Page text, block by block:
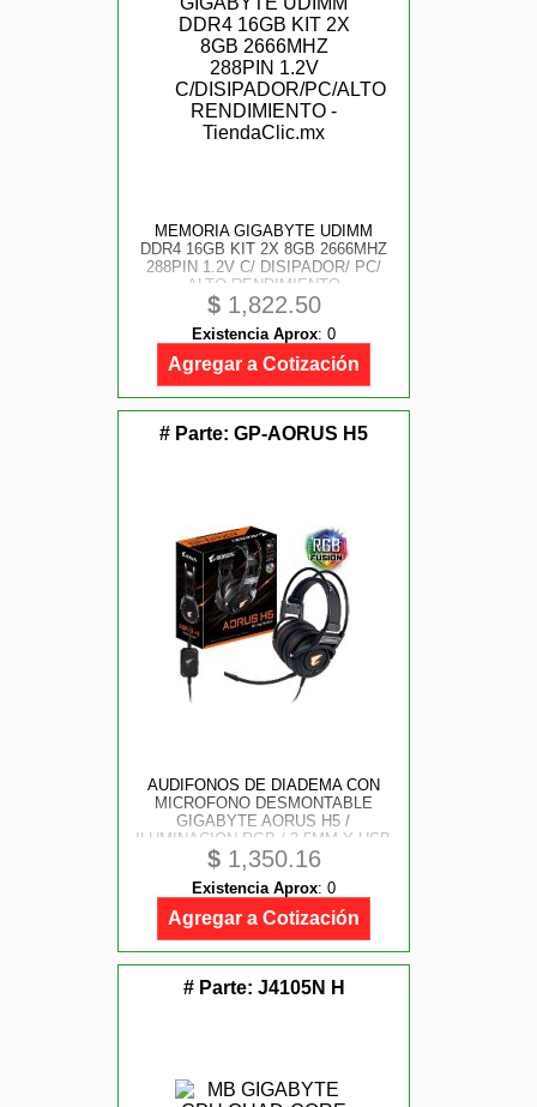
MEMORIA GIGABYTE UDIMM
DDR4 16GB KIT 2X 8GB 2666MHZ
288PIN 1.2V C/ DISIPADOR/ PC/
ALTO RENDIMIENTO
$1,822.50
Existencia Aprox: 0
Agregar a Cotización
# Parte: GP-AORUS H5
AUDIFONOS DE DIADEMA CON
MICROFONO DESMONTABLE
GIGABYTE AORUS H5 /
ILUMINACION RGB / 3.5MM Y USB
/ NEGRO CON NARANJA / ALTO
RENDIMIENTO / GAMER
$1,350.16
Existencia Aprox: 0
Agregar a Cotización
# Parte: J4105N H